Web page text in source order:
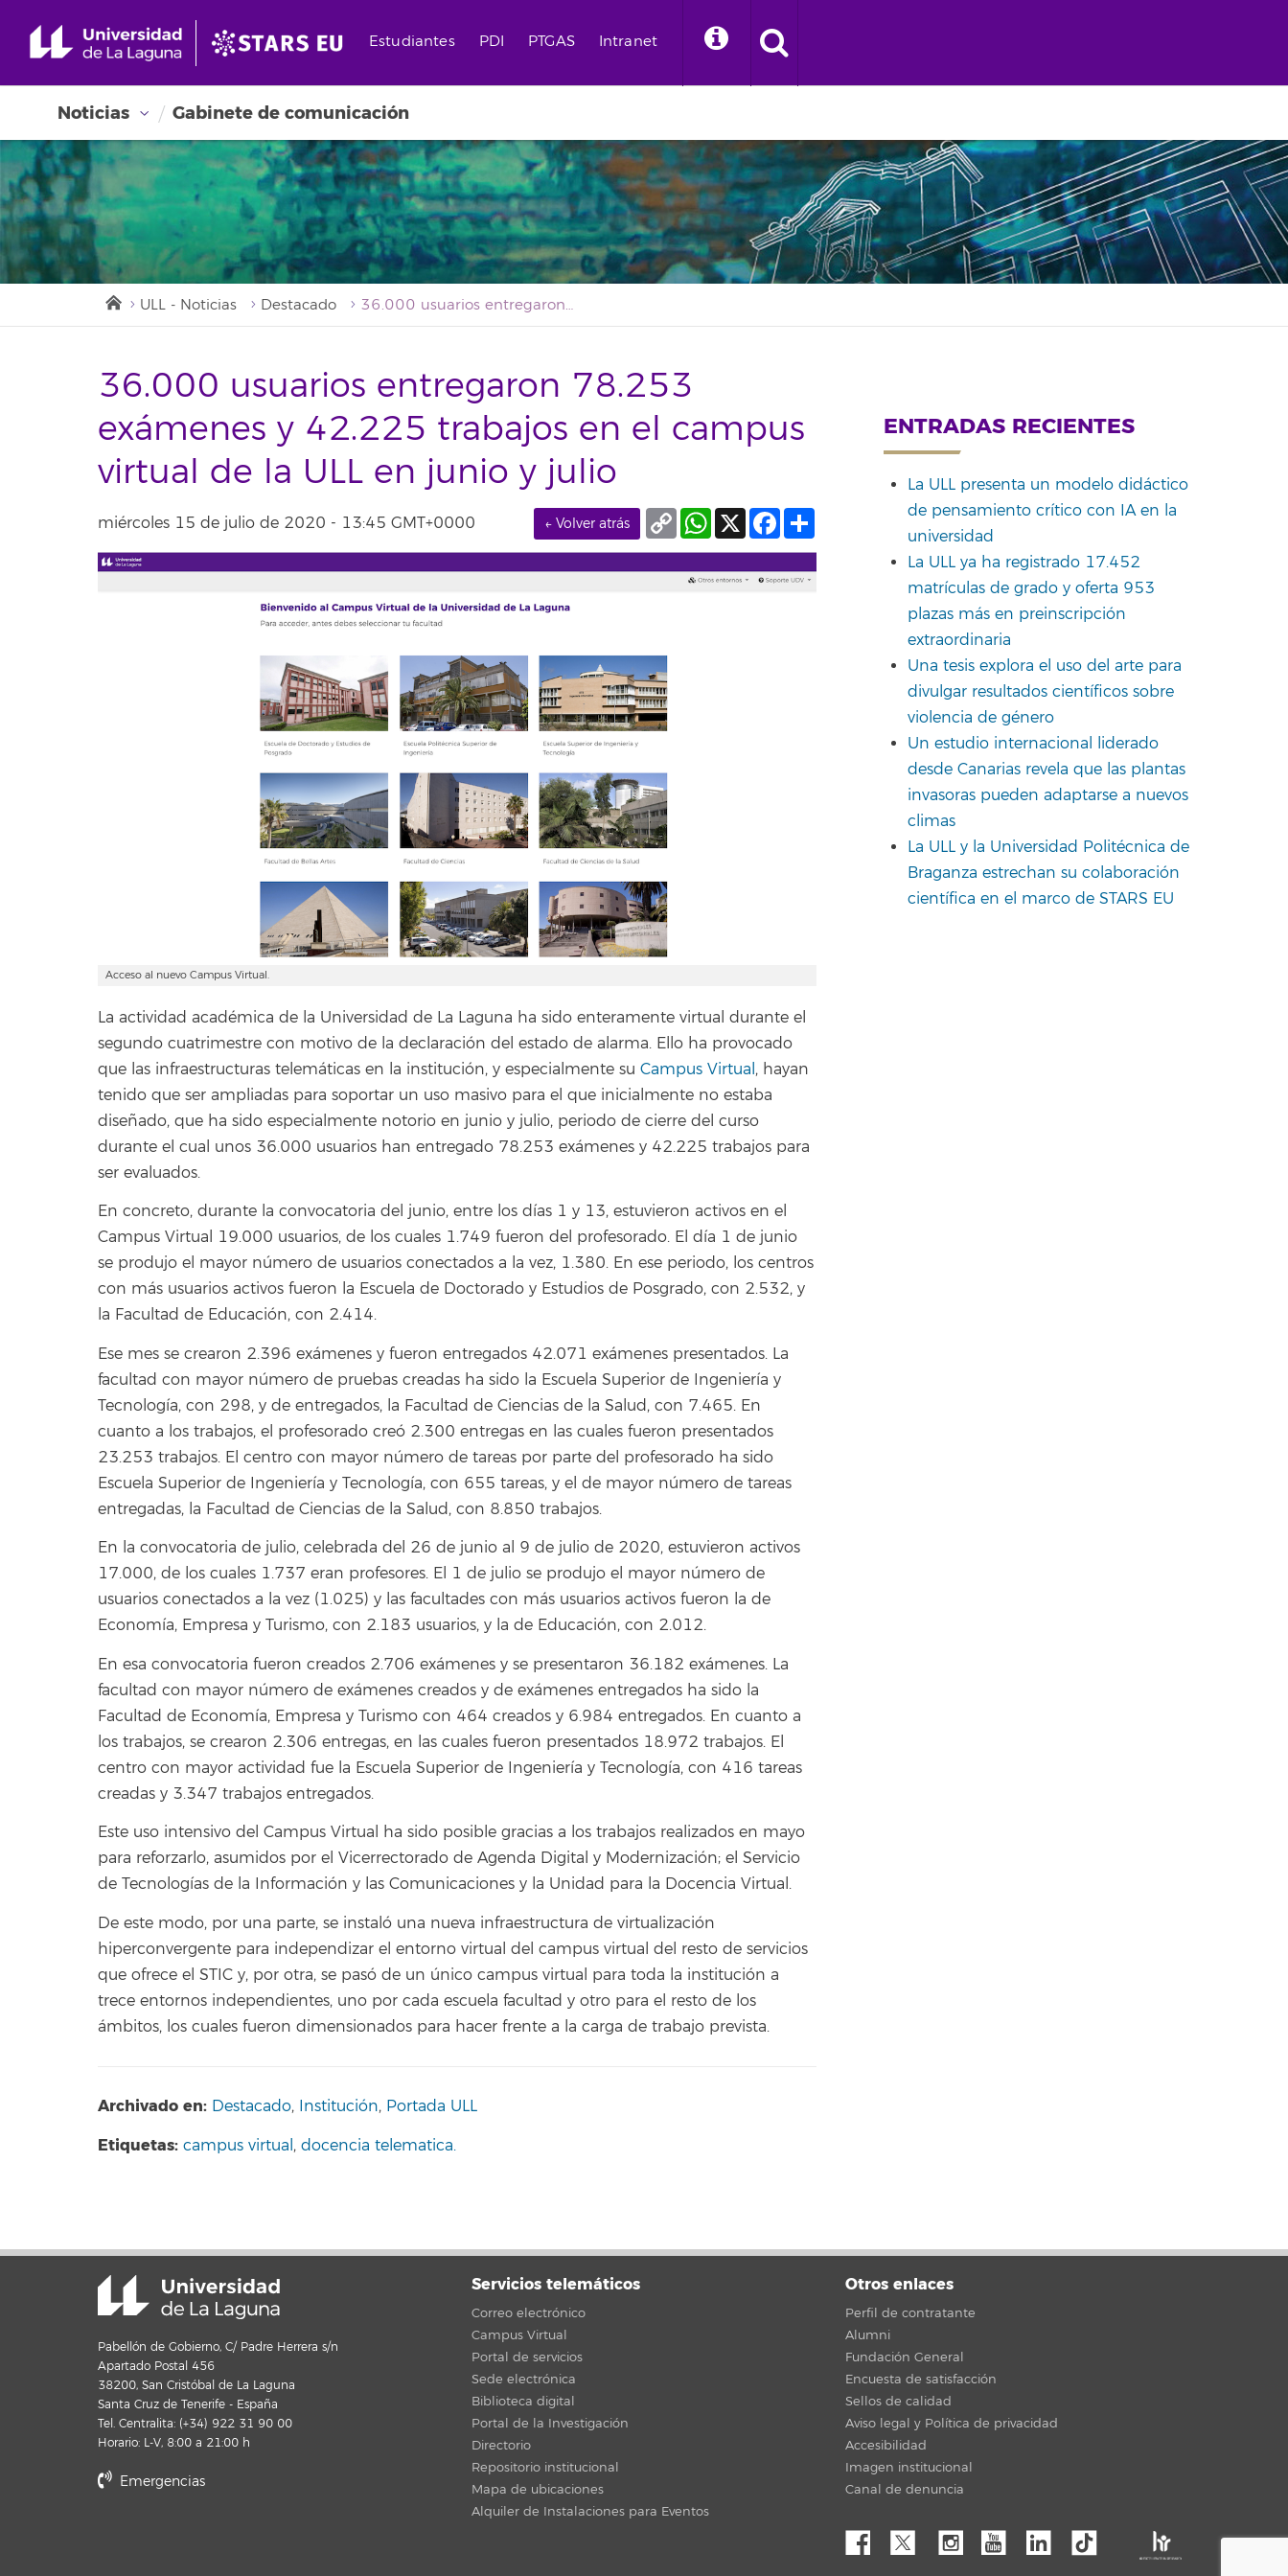
Estudiantes PDI PTGAS Intranet
Noticias Gabinete de comunicación
ULL - Noticias Destacado 36.000 usuarios entregaron 78.253 exámenes y 42.225 trabajos en el campus virtual de la ULL en junio y julio
36.000 usuarios entregaron 78.253
exámenes y 42.225 trabajos en el campus
virtual de la ULL en junio y julio
miércoles 15 de julio de 2020 - 13:45 GMT+0000 ← Volver atrás Facebook
X
WhatsApp
Copy
Link
Acceso al nuevo Campus Virtual.
La actividad académica de la Universidad de La Laguna ha sido enteramente virtual durante el
segundo cuatrimestre con motivo de la declaración del estado de alarma. Ello ha provocado
que las infraestructuras telemáticas en la institución, y especialmente su Campus Virtual , hayan
tenido que ser ampliadas para soportar un uso masivo para el que inicialmente no estaba
diseñado, que ha sido especialmente notorio en junio y julio, periodo de cierre del curso
durante el cual unos 36.000 usuarios han entregado 78.253 exámenes y 42.225 trabajos para
ser evaluados.
En concreto, durante la convocatoria del junio, entre los días 1 y 13, estuvieron activos en el
Campus Virtual 19.000 usuarios, de los cuales 1.749 fueron del profesorado. El día 1 de junio
se produjo el mayor número de usuarios conectados a la vez, 1.380. En ese periodo, los centros
con más usuarios activos fueron la Escuela de Doctorado y Estudios de Posgrado, con 2.532, y
la Facultad de Educación, con 2.414.
Ese mes se crearon 2.396 exámenes y fueron entregados 42.071 exámenes presentados. La
facultad con mayor número de pruebas creadas ha sido la Escuela Superior de Ingeniería y
Tecnología, con 298, y de entregados, la Facultad de Ciencias de la Salud, con 7.465. En
cuanto a los trabajos, el profesorado creó 2.300 entregas en las cuales fueron presentados
23.253 trabajos. El centro con mayor número de tareas por parte del profesorado ha sido
Escuela Superior de Ingeniería y Tecnología, con 655 tareas, y el de mayor número de tareas
entregadas, la Facultad de Ciencias de la Salud, con 8.850 trabajos.
En la convocatoria de julio, celebrada del 26 de junio al 9 de julio de 2020, estuvieron activos
17.000, de los cuales 1.737 eran profesores. El 1 de julio se produjo el mayor número de
usuarios conectados a la vez (1.025) y las facultades con más usuarios activos fueron la de
Economía, Empresa y Turismo, con 2.183 usuarios, y la de Educación, con 2.012.
En esa convocatoria fueron creados 2.706 exámenes y se presentaron 36.182 exámenes. La
facultad con mayor número de exámenes creados y de exámenes entregados ha sido la
Facultad de Economía, Empresa y Turismo con 464 creados y 6.984 entregados. En cuanto a
los trabajos, se crearon 2.306 entregas, en las cuales fueron presentados 18.972 trabajos. El
centro con mayor actividad fue la Escuela Superior de Ingeniería y Tecnología, con 416 tareas
creadas y 3.347 trabajos entregados.
Este uso intensivo del Campus Virtual ha sido posible gracias a los trabajos realizados en mayo
para reforzarlo, asumidos por el Vicerrectorado de Agenda Digital y Modernización; el Servicio
de Tecnologías de la Información y las Comunicaciones y la Unidad para la Docencia Virtual.
De este modo, por una parte, se instaló una nueva infraestructura de virtualización
hiperconvergente para independizar el entorno virtual del campus virtual del resto de servicios
que ofrece el STIC y, por otra, se pasó de un único campus virtual para toda la institución a
trece entornos independientes, uno por cada escuela facultad y otro para el resto de los
ámbitos, los cuales fueron dimensionados para hacer frente a la carga de trabajo prevista.
Archivado en: Destacado, Institución, Portada ULL
Etiquetas: campus virtual, docencia telematica.
ENTRADAS RECIENTES
La ULL presenta un modelo didáctico
de pensamiento crítico con IA en la
universidad
La ULL ya ha registrado 17.452
matrículas de grado y oferta 953
plazas más en preinscripción
extraordinaria
Una tesis explora el uso del arte para
divulgar resultados científicos sobre
violencia de género
Un estudio internacional liderado
desde Canarias revela que las plantas
invasoras pueden adaptarse a nuevos
climas
La ULL y la Universidad Politécnica de
Braganza estrechan su colaboración
científica en el marco de STARS EU
Pabellón de Gobierno, C/ Padre Herrera s/n
Apartado Postal 456
38200, San Cristóbal de La Laguna
Santa Cruz de Tenerife - España
Tel. Centralita: (+34) 922 31 90 00
Horario: L-V, 8:00 a 21:00 h
Emergencias
Servicios telemáticos
Correo electrónico
Campus Virtual
Portal de servicios
Sede electrónica
Biblioteca digital
Portal de la Investigación
Directorio
Repositorio institucional
Mapa de ubicaciones
Alquiler de Instalaciones para Eventos
Otros enlaces
Perfil de contratante
Alumni
Fundación General
Encuesta de satisfacción
Sellos de calidad
Aviso legal y Política de privacidad
Accesibilidad
Imagen institucional
Canal de denuncia